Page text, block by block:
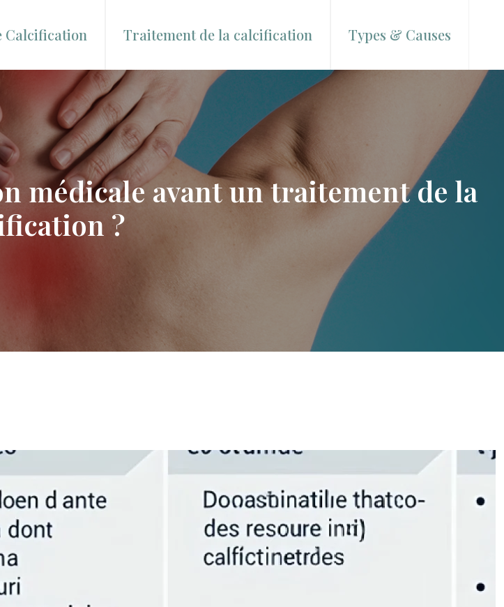
Calcification Traitement de la calcification Types & Causes
médicale avant un traitement de la
?